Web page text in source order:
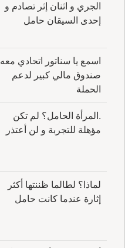
الجري و اثنان إثر تصادم و
إحدى السيقان حامل
اسمع يا سناتور اتحادي معه
صندوق مالي كبير لدعم
الحملة
.المرأة الحامل؟ لم تكن
مؤهلة للتجربة و لن أعتذر
لماذا؟ لطالما ظننتها أكثر
إثارة عندما كانت حامل